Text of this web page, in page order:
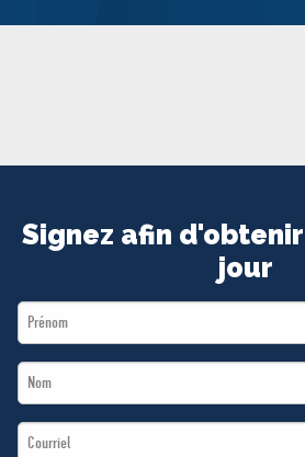
Signez afin
jour
First
Name
Last
Name
Email